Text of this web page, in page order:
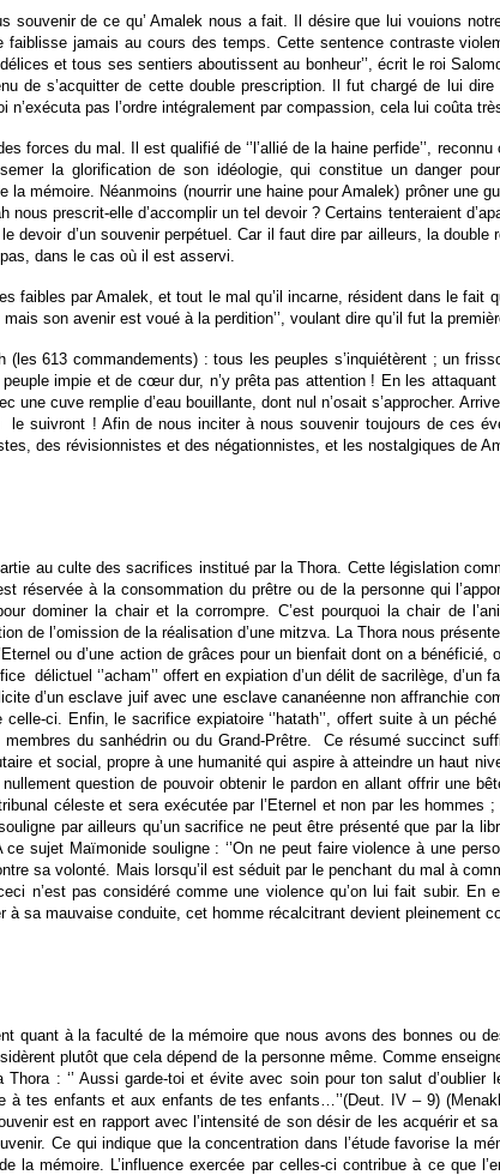
souvenir de ce qu’ Amalek nous a fait. Il désire que lui vouions
faiblisse jamais au cours des temps. Cette sentence contraste
et tous ses sentiers aboutissent au bonheur’’, écrit le roi
de s’acquitter de cette double prescription. Il fut chargé de lui
pas l’ordre intégralement par compassion, cela lui coûta
forces du mal. Il est qualifié de ‘’l’allié de la haine perfide’’,
la glorification de son idéologie, qui constitue un danger
la mémoire. Néanmoins (nourrir une haine pour Amalek) prôner une
prescrit-elle d’accomplir un tel devoir ? Certains tenteraient
d’un souvenir perpétuel. Car il faut dire par ailleurs, la double
pas, dans le cas où il est asservi.
faibles par Amalek, et tout le mal qu’il incarne, résident dans le fait
son avenir est voué à la perdition’’, voulant dire qu’il fut la
(les 613 commandements) : tous les peuples s’inquiétèrent ; un
impie et de cœur dur, n’y prêta pas attention ! En les
une cuve remplie d’eau bouillante, dont nul n’osait s’approcher.
le suivront ! Afin de nous inciter à nous souvenir toujours de ces
des révisionnistes et des négationnistes, et les nostalgiques de
au culte des sacrifices institué par la Thora. Cette législation
réservée à la consommation du prêtre ou de la personne qui
dominer la chair et la corrompre. C’est pourquoi la chair de
de l’omission de la réalisation d’une mitzva. La Thora nous
ou d’une action de grâces pour un bienfait dont on a
délictuel ‘’acham’’ offert en expiation d’un délit de sacrilège,
d’un esclave juif avec une esclave cananéenne non affranchie
ci. Enfin, le sacrifice expiatoire ‘’hatath’’, offert suite à un
membres du sanhédrin ou du Grand-Prêtre. Ce résumé succinct
et social, propre à une humanité qui aspire à atteindre un haut
question de pouvoir obtenir le pardon en allant offrir une
céleste et sera exécutée par l’Eternel et non par les
par ailleurs qu’un sacrifice ne peut être présenté que par la
sujet Maïmonide souligne : ‘’On ne peut faire violence à une
sa volonté. Mais lorsqu’il est séduit par le penchant du mal à
n’est pas considéré comme une violence qu’on lui fait subir.
sa mauvaise conduite, cet homme récalcitrant devient pleinement
quant à la faculté de la mémoire que nous avons des bonnes ou
plutôt que cela dépend de la personne même. Comme
: ‘’ Aussi garde-toi et évite avec soin pour ton salut
à tes enfants et aux enfants de tes enfants…’’(Deut. IV – 9)
est en rapport avec l’intensité de son désir de les acquérir et
Ce qui indique que la concentration dans l’étude favorise la
la mémoire. L’influence exercée par celles-ci contribue à ce que